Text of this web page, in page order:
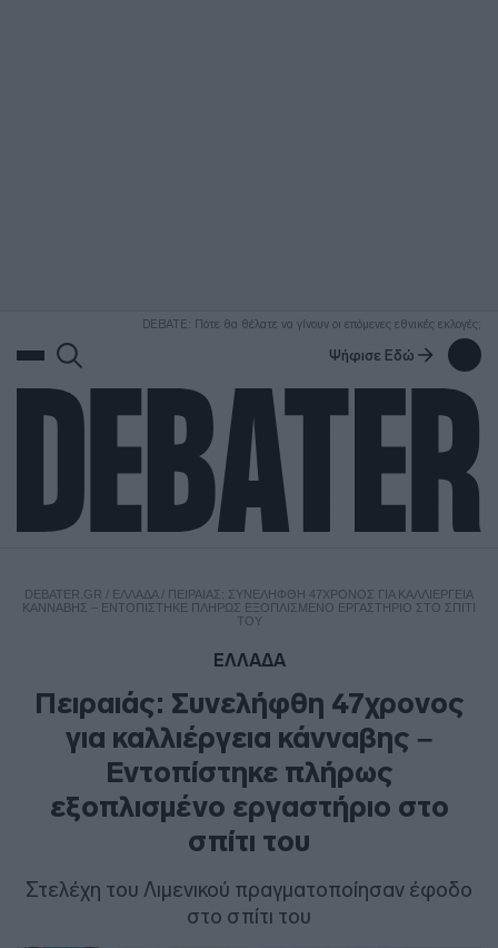
DEBATE: Πότε θα θέλατε να γίνουν οι επόμενες εθνικές εκλογές;
Ψήφισε Εδώ
DEBATER.GR / ΕΛΛΑΔΑ/ ΠΕΙΡΑΙΆΣ: ΣΥΝΕΛΉΦΘΗ 47ΧΡΟΝΟΣ ΓΙΑ ΚΑΛΛΙΈΡΓΕΙΑ
ΚΆΝΝΑΒΗΣ – ΕΝΤΟΠΊΣΤΗΚΕ ΠΛΉΡΩΣ ΕΞΟΠΛΙΣΜΈΝΟ ΕΡΓΑΣΤΉΡΙΟ ΣΤΟ ΣΠΊΤΙ
ΤΟΥ
ΕΛΛΑΔΑ
Πειραιάς: Συνελήφθη 47χρονος
για καλλιέργεια κάνναβης –
Εντοπίστηκε πλήρως
εξοπλισμένο εργαστήριο στο
σπίτι του
Στελέχη του Λιμενικού πραγματοποίησαν έφοδο
στο σπίτι του